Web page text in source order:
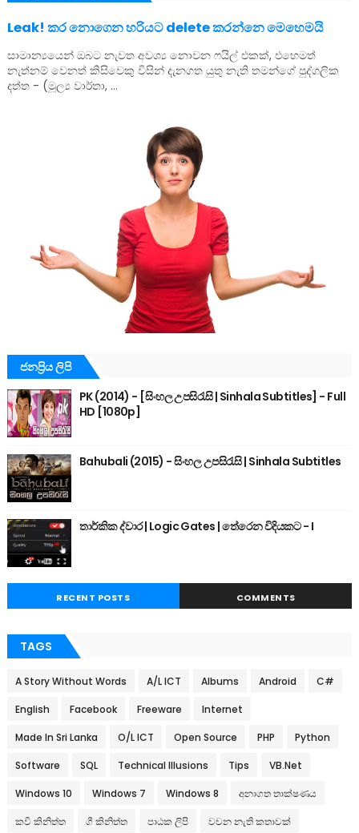
Leak! කර නොගෙන හරියට delete කරන්නෙ මෙහෙමයි
සාමාන්‍යයෙන් ඔබට නැවත අවශ්‍ය නොවන ෆයිල් එකක්, එහෙමත්
නැත්නම් වෙනත් කිසිවෙකු විසින් දැනගත යුතු නැති තමන්ගේ පුද්ගලික
දත්ත - (මූල්‍ය වාර්තා, ...
ජනප්‍රිය ලිපි
PK (2014) - [සිංහල උපසිරැසි | Sinhala Subtitles] - Full
HD [1080p]
Bahubali (2015) - සිංහල උපසිරැසි | Sinhala Subtitles
තාර්කික ද්වාර ‍| Logic Gates | තේරෙන විදියකට - I
RECENT POSTS COMMENTS
TAGS
A Story Without Words A/L ICT Albums Android C#
English Facebook Freeware Internet
Made In Sri Lanka O/L ICT Open Source PHP Python
Software SQL Technical Illusions Tips VB.Net
Windows 10 Windows 7 Windows 8 අනාගත තාක්ෂණය
කවි කිනිත්ත ගී කිනිත්ත පාඨක ලිපි වචන නැති කතාවක්